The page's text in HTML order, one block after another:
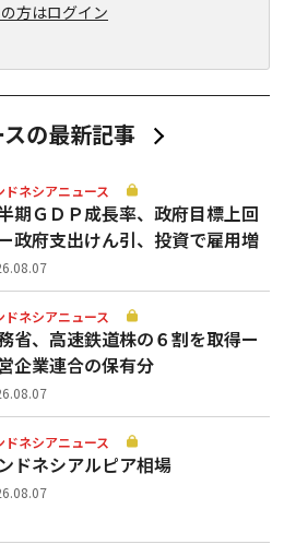
方はログイン
の最新記事
ドネシアニュース
期ＧＤＰ成長率、政府目標上回
政府支出けん引、投資で雇用増
ドネシアニュース
省、高速鉄道株の６割を取得ー
企業連合の保有分
ドネシアニュース
ドネシアルピア相場